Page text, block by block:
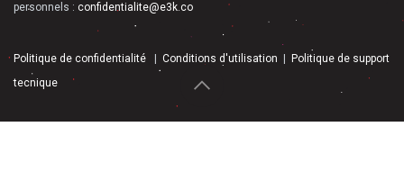
personnels : confidentialite@e3k.co
Politique de confidentialité Conditions d'utilisation
Politique de support
tecnique